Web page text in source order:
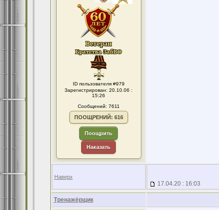
ID пользователя #979
Зарегистрирован: 20.10.06 :
15:26
Сообщений: 7611
ПООЩРЕНИЙ: 616
Поощрить
Наказать
Наверх
17.04.20 : 16:03
Тренажёрщик